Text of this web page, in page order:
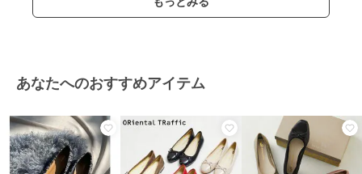
・幅:8.3cm
・長さ:26.1cm
・幅:8.4cm
・ヒールの高さ:0.9cm
255サイズ (25.5cm)
あなたへのおすすめアイテム